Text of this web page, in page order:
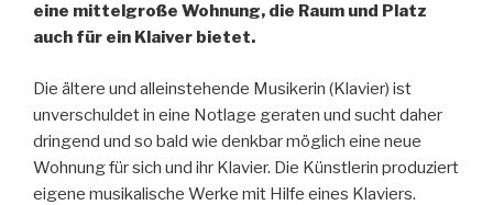
eine mittelgroße Wohnung, die Raum und Platz
auch für ein Klaiver bietet.
Die ältere und alleinstehende Musikerin (Klavier) ist
unverschuldet in eine Notlage geraten und sucht daher
dringend und so bald wie denkbar möglich eine neue
Wohnung für sich und ihr Klavier. Die Künstlerin produziert
eigene musikalische Werke mit Hilfe eines Klaviers.